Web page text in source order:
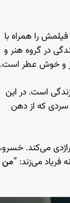
را همراه با
در گروه هنر و
و خوش عطر است.
است. در این
که از دهن
می‌کند. خسرو،
می‌زند: “من